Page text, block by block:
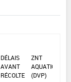
DÉLAIS
AVANT
RÉCOLTE
ZNT
AQUATIQUE
(DVP)